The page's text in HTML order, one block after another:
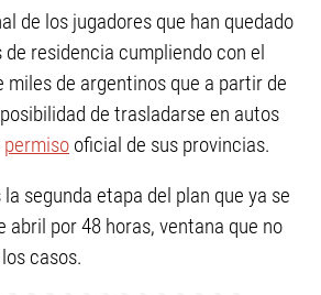
de los jugadores que han quedado
de residencia cumpliendo con el
miles de argentinos que a partir de
de trasladarse en autos
permiso oficial de sus provincias.
la segunda etapa del plan que ya se
abril por 48 horas, ventana que no
casos.